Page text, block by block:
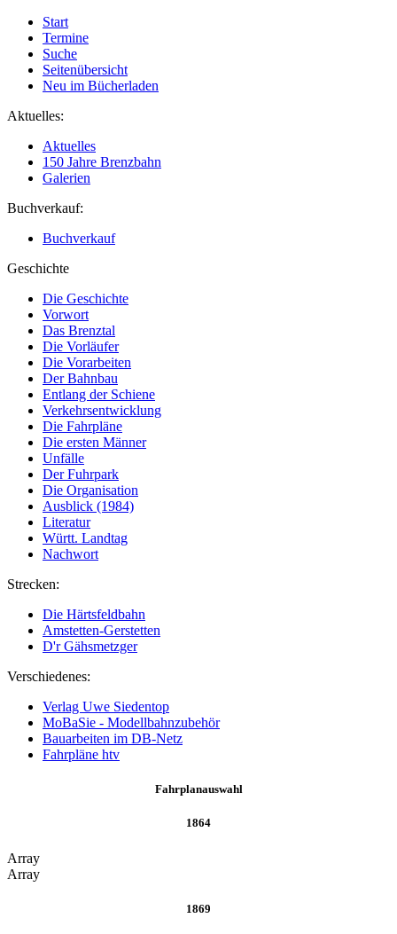
Start
Termine
Suche
Seitenübersicht
Neu im Bücherladen
Aktuelles:
Aktuelles
150 Jahre Brenzbahn
Galerien
Buchverkauf:
Buchverkauf
Geschichte
Die Geschichte
Vorwort
Das Brenztal
Die Vorläufer
Die Vorarbeiten
Der Bahnbau
Entlang der Schiene
Verkehrsentwicklung
Die Fahrpläne
Die ersten Männer
Unfälle
Der Fuhrpark
Die Organisation
Ausblick (1984)
Literatur
Württ. Landtag
Nachwort
Strecken:
Die Härtsfeldbahn
Amstetten-Gerstetten
D'r Gähsmetzger
Verschiedenes:
Verlag Uwe Siedentop
MoBaSie - Modellbahnzubehör
Bauarbeiten im DB-Netz
Fahrpläne htv
Fahrplanauswahl
1864
Array
Array
1869